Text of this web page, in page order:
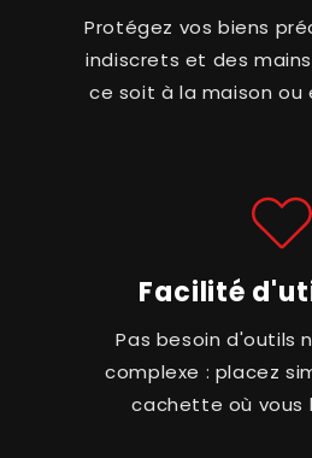
Protégez vos biens
indiscrets et des
ce soit à la maison ou
Facilité
Pas besoin d'outils
complexe : placez
cachette où vous